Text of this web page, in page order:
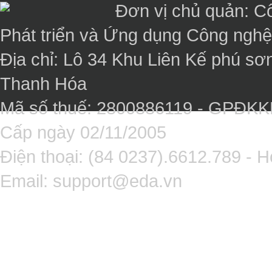
Đơn vị chủ quản:
Phát triển và Ứng dụng Công
Địa chỉ: Lô 34 Khu Liên Kế phú
Thanh Hóa
Mã số thuế: 2800886119 -
Cấp ngày 02/11/2005
Điện thoại: (84 0237).6612.789 -
Email: support@eda.vn